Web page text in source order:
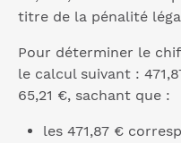
titre de la pénalité
Pour déterminer le
le calcul suivant :
65,21 €, sachant que :
les 471,87 €